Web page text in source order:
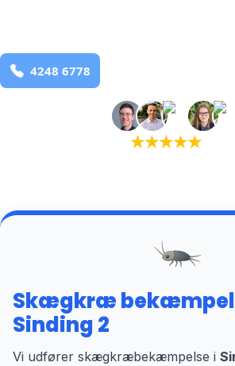
★★★★★
Skægkræ
Sinding 2
Vi udfører skægkræbekæmpelse i